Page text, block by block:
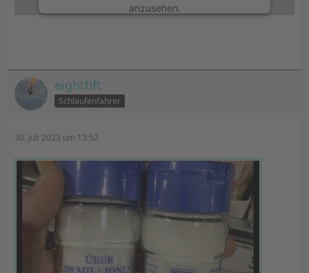
anzusehen.
powered by
eightbft
Schlaufenfahrer
30. Juli 2023 um 13:52